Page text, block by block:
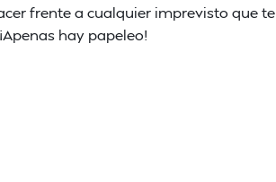
frente a cualquier imprevisto que te
hay papeleo!